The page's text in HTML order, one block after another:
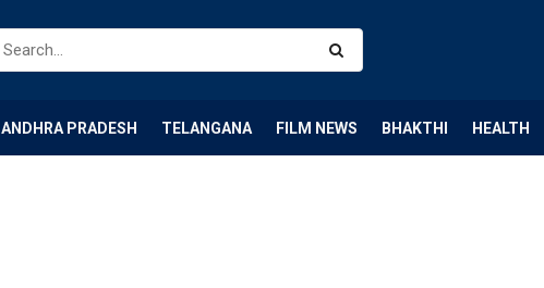
ANDHRA PRADESH TELANGANA FILM NEWS BHAKTHI HEALTH